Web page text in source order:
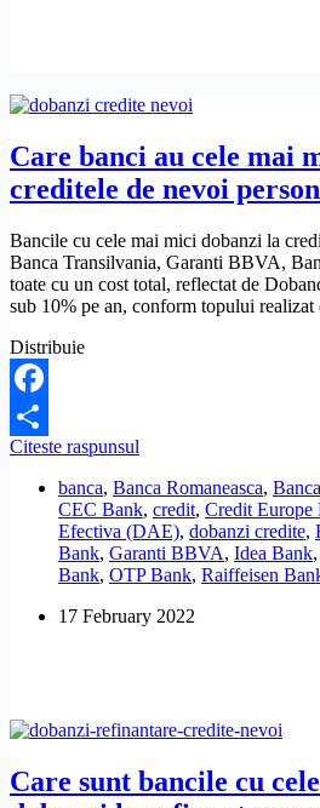
Care banci au cele mai
creditele de nevoi
Bancile cu cele mai mici dobanzi la
Banca Transilvania, Garanti BBVA,
toate cu un cost total, reflectat de
sub 10% pe an, conform topului
Distribuie
Facebook
Share
Citeste raspunsul
au
cele
mai
mici
dobanzi
creditele
banca, Banca Romaneasca,
CEC Bank, credit, Credit Europe
Efectiva (DAE), dobanzi credite,
Bank, Garanti BBVA, Idea Bank,
Bank, OTP Bank, Raiffeisen
17 February 2022
Care sunt bancile cu